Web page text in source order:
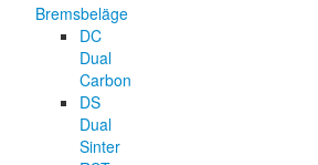
Bremsbeläge
DC
Dual
Carbon
DS
Dual
Sinter